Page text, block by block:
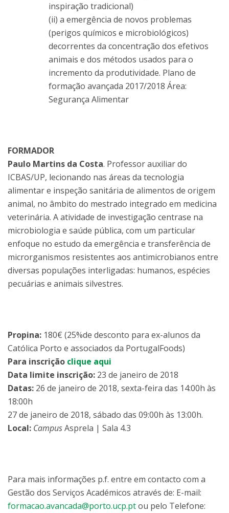
inspiração tradicional)
(ii) a emergência de novos problemas
(perigos químicos e microbiológicos)
decorrentes da concentração dos efetivos
animais e dos métodos usados para o
incremento da produtividade. Plano de
formação avançada 2017/2018 Área:
Segurança Alimentar
FORMADOR
Paulo Martins da Costa. Professor auxiliar do
ICBAS/UP, lecionando nas áreas da tecnologia
alimentar e inspeção sanitária de alimentos de origem
animal, no âmbito do mestrado integrado em medicina
veterinária. A atividade de investigação centrase na
microbiologia e saúde pública, com um particular
enfoque no estudo da emergência e transferência de
microrganismos resistentes aos antimicrobianos entre
diversas populações interligadas: humanos, espécies
pecuárias e animais silvestres.
Propina: 180€ (25%de desconto para ex-alunos da
Católica Porto e associados da PortugalFoods)
Para inscrição clique aqui
Data limite inscrição: 23 de janeiro de 2018
Datas: 26 de janeiro de 2018, sexta-feira das 14:00h às
18:00h
27 de janeiro de 2018, sábado das 09:00h às 13:00h.
Local: CampusAsprela | Sala 4.3
Para mais informações p.f. entre em contacto com a
Gestão dos Serviços Académicos através de: E-mail:
formacao.avancada@porto.ucp.ptou pelo Telefone: